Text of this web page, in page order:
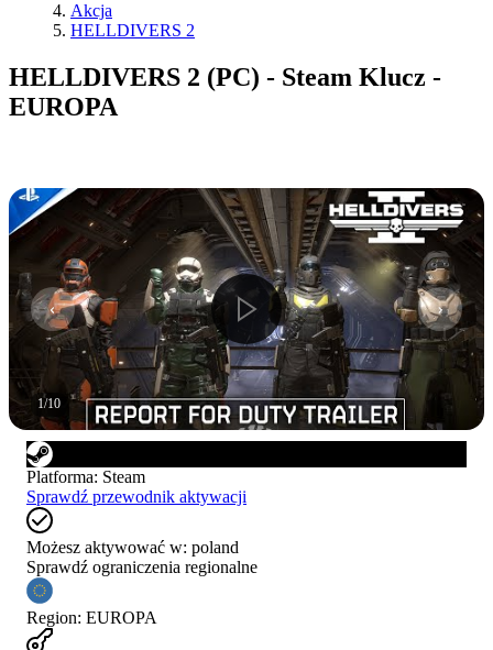
Akcja
HELLDIVERS 2
HELLDIVERS 2 (PC) - Steam Klucz -
EUROPA
1/10
Platforma: Steam
Sprawdź przewodnik aktywacji
Możesz aktywować w: poland
Sprawdź ograniczenia regionalne
Region: EUROPA